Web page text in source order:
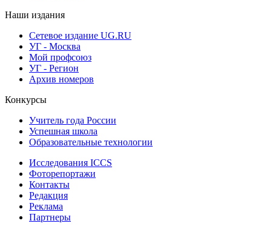
Наши издания
Сетевое издание UG.RU
УГ - Москва
Мой профсоюз
УГ - Регион
Архив номеров
Конкурсы
Учитель года России
Успешная школа
Образовательные технологии
Исследования ICCS
Фоторепортажи
Контакты
Редакция
Реклама
Партнеры